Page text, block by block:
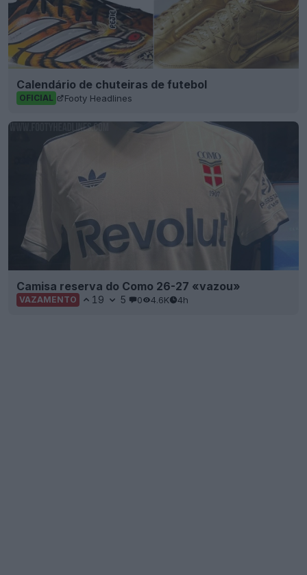
Calendário de chuteiras de futebol
OFICIAL Footy Headlines
Camisa reserva do Como 26-27 «vazou»
VAZAMENTO 19 5 0 4.6K 4h